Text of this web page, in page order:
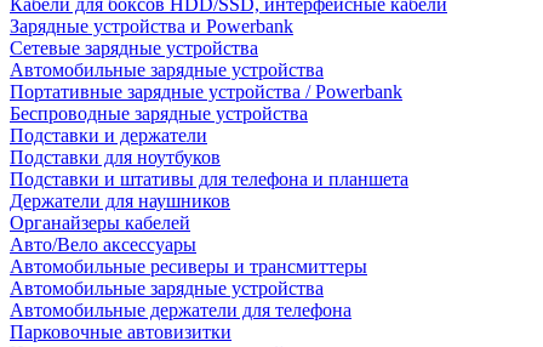
Кабели для боксов HDD/SSD, интерфейсные кабели
Зарядные устройства и Powerbank
Сетевые зарядные устройства
Автомобильные зарядные устройства
Портативные зарядные устройства / Powerbank
Беспроводные зарядные устройства
Подставки и держатели
Подставки для ноутбуков
Подставки и штативы для телефона и планшета
Держатели для наушников
Органайзеры кабелей
Авто/Вело аксессуары
Автомобильные ресиверы и трансмиттеры
Автомобильные зарядные устройства
Автомобильные держатели для телефона
Парковочные автовизитки